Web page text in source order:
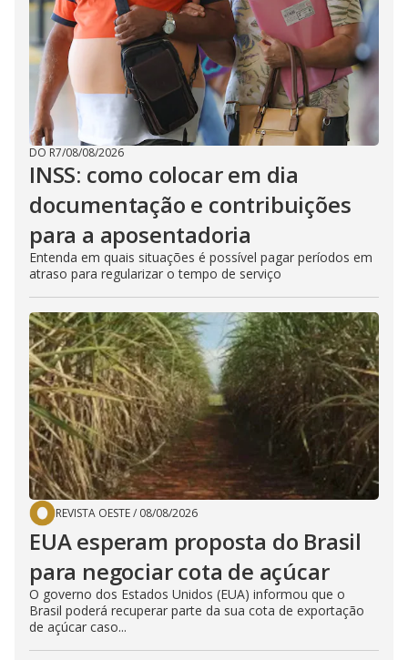
DO R7/08/08/2026
INSS: como colocar em dia
documentação e contribuições
para a aposentadoria
Entenda em quais situações é possível pagar períodos em
atraso para regularizar o tempo de serviço
REVISTA OESTE/ 08/08/2026
EUA esperam proposta do Brasil
para negociar cota de açúcar
O governo dos Estados Unidos (EUA) informou que o
Brasil poderá recuperar parte da sua cota de exportação
de açúcar caso...